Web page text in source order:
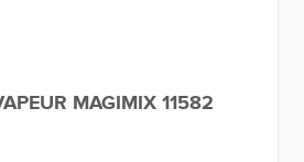
MAGIMIX 11582